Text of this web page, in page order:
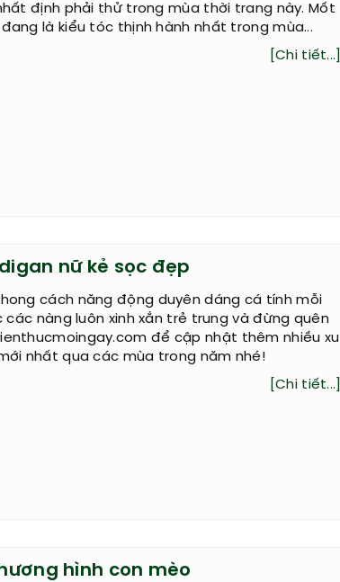
định phải thử trong mùa thời trang này. Mốt
là kiểu tóc thịnh hành nhất trong mùa...
[Chi tiết...]
nữ kẻ sọc đẹp
cách năng động duyên dáng cá tính mỗi
các nàng luôn xinh xắn trẻ trung và đừng quên
để cập nhật thêm nhiều xu
nhất qua các mùa trong năm nhé!
[Chi tiết...]
hình con mèo